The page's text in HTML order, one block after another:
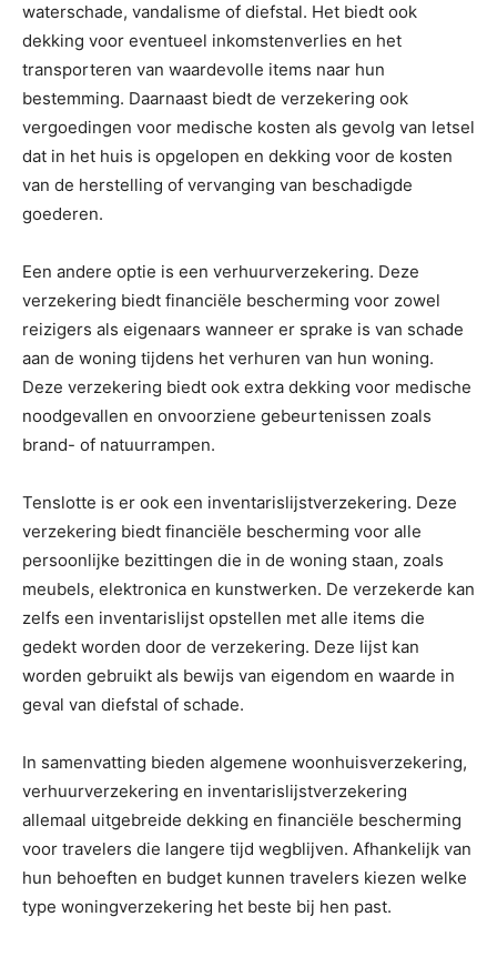
waterschade, vandalisme of diefstal. Het biedt ook
dekking voor eventueel inkomstenverlies en het
transporteren van waardevolle items naar hun
bestemming. Daarnaast biedt de verzekering ook
vergoedingen voor medische kosten als gevolg van letsel
dat in het huis is opgelopen en dekking voor de kosten
van de herstelling of vervanging van beschadigde
goederen.
Een andere optie is een verhuurverzekering. Deze
verzekering biedt financiële bescherming voor zowel
reizigers als eigenaars wanneer er sprake is van schade
aan de woning tijdens het verhuren van hun woning.
Deze verzekering biedt ook extra dekking voor medische
noodgevallen en onvoorziene gebeurtenissen zoals
brand- of natuurrampen.
Tenslotte is er ook een inventarislijstverzekering. Deze
verzekering biedt financiële bescherming voor alle
persoonlijke bezittingen die in de woning staan, zoals
meubels, elektronica en kunstwerken. De verzekerde kan
zelfs een inventarislijst opstellen met alle items die
gedekt worden door de verzekering. Deze lijst kan
worden gebruikt als bewijs van eigendom en waarde in
geval van diefstal of schade.
In samenvatting bieden algemene woonhuisverzekering,
verhuurverzekering en inventarislijstverzekering
allemaal uitgebreide dekking en financiële bescherming
voor travelers die langere tijd wegblijven. Afhankelijk van
hun behoeften en budget kunnen travelers kiezen welke
type woningverzekering het beste bij hen past.